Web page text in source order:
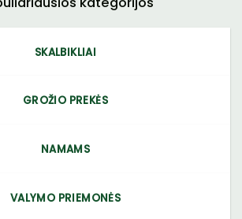
SKALBIKLIAI
GROŽIO PREKĖS
NAMAMS
VALYMO PRIEMONĖS